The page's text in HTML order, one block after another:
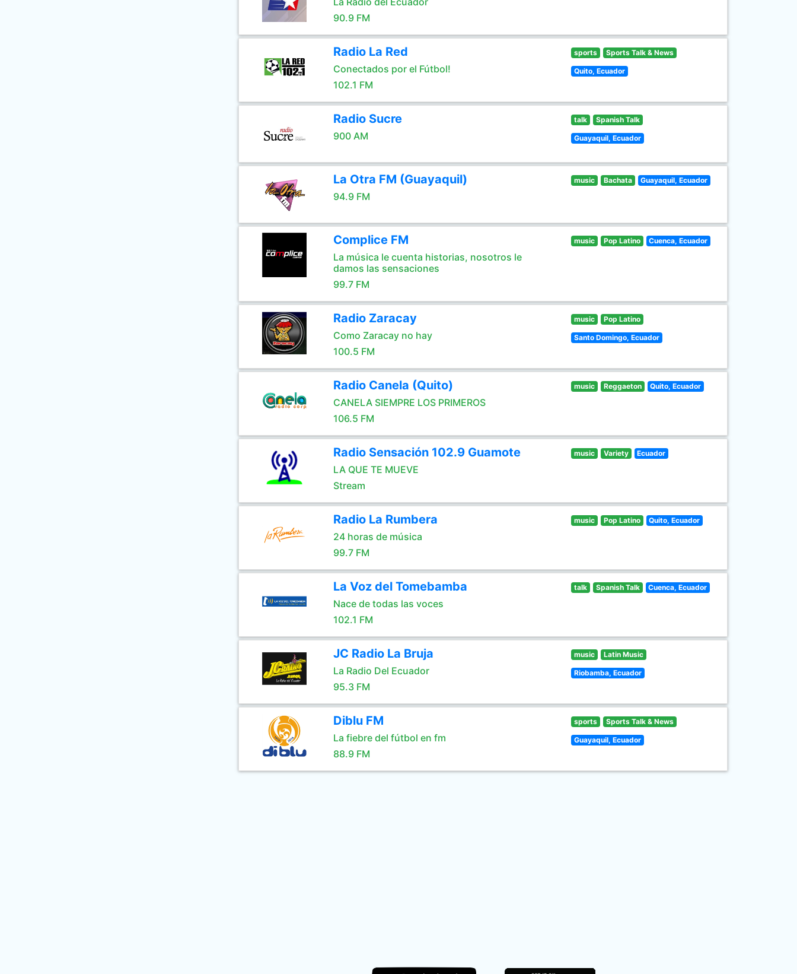
90.9 FM
Radio La Red
Conectados por el Fútbol!
102.1 FM
sports Sports Talk & News
Quito, Ecuador
Radio Sucre
900 AM
talk Spanish Talk
Guayaquil, Ecuador
La Otra FM (Guayaquil)
94.9 FM
music Bachata Guayaquil, Ecuador
Complice FM
La música le cuenta historias, nosotros le
damos las sensaciones
99.7 FM
music Pop Latino Cuenca, Ecuador
Radio Zaracay
Como Zaracay no hay
100.5 FM
music Pop Latino
Santo Domingo, Ecuador
Radio Canela (Quito)
CANELA SIEMPRE LOS PRIMEROS
106.5 FM
music Reggaeton Quito, Ecuador
Radio Sensación 102.9 Guamote
LA QUE TE MUEVE
Stream
music Variety Ecuador
Radio La Rumbera
24 horas de música
99.7 FM
music Pop Latino Quito, Ecuador
La Voz del Tomebamba
Nace de todas las voces
102.1 FM
talk Spanish Talk Cuenca, Ecuador
JC Radio La Bruja
La Radio Del Ecuador
95.3 FM
music Latin Music
Riobamba, Ecuador
Diblu FM
La fiebre del fútbol en fm
88.9 FM
sports Sports Talk & News
Guayaquil, Ecuador